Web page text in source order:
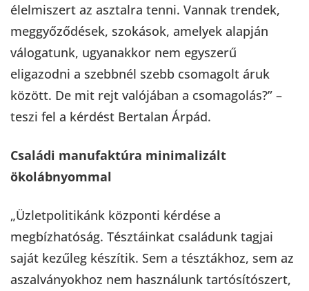
élelmiszert az asztalra tenni. Vannak trendek,
meggyőződések, szokások, amelyek alapján
válogatunk, ugyanakkor nem egyszerű
eligazodni a szebbnél szebb csomagolt áruk
között. De mit rejt valójában a csomagolás?” –
teszi fel a kérdést Bertalan Árpád.
Családi manufaktúra minimalizált
ökolábnyommal
„Üzletpolitikánk központi kérdése a
megbízhatóság. Tésztáinkat családunk tagjai
saját kezűleg készítik. Sem a tésztákhoz, sem az
aszalványokhoz nem használunk tartósítószert,